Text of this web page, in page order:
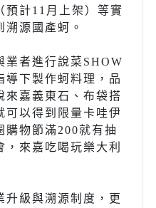
預計11月上架）等實
源國產蚵。
業者進行說菜SHOW
導下製作蚵料理，品
來嘉義東石、布袋搭
可以得到限量卡哇伊
購物節滿200就有抽
來嘉吃喝玩樂大利
升級與溯源制度，更